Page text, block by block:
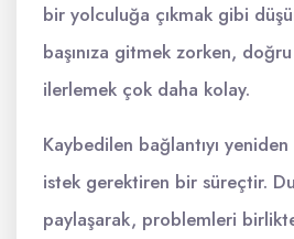
bir yolculuğa çıkmak gibi
başınıza gitmek zorken,
ilerlemek çok daha kolay.
Kaybedilen bağlantıyı
istek gerektiren bir süreçtir.
paylaşarak, problemleri